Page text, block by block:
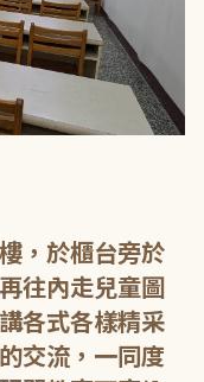
，於櫃台旁於
往內走兒童圖
各式各樣精采
交流，一同度